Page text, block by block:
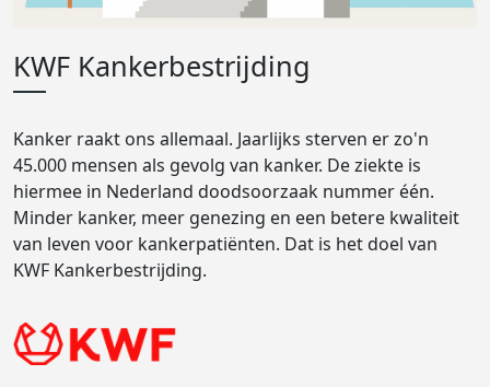
KWF Kankerbestrijding
Kanker raakt ons allemaal. Jaarlijks sterven er zo'n
45.000 mensen als gevolg van kanker. De ziekte is
hiermee in Nederland doodsoorzaak nummer één.
Minder kanker, meer genezing en een betere kwaliteit
van leven voor kankerpatiënten. Dat is het doel van
KWF Kankerbestrijding.